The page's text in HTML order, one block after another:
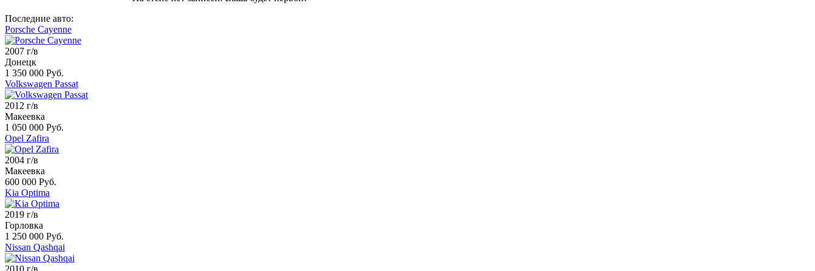
Последние авто:
Porsche Cayenne
2007 г/в
Донецк
1 350 000 Руб.
Volkswagen Passat
2012 г/в
Макеевка
1 050 000 Руб.
Opel Zafira
2004 г/в
Макеевка
600 000 Руб.
Kia Optima
2019 г/в
Горловка
1 250 000 Руб.
Nissan Qashqai
2010 г/в